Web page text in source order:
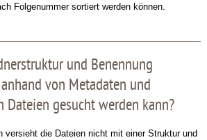
Folgenummer sortiert werden können.
und Benennung
von Metadaten und
Dateien gesucht werden kann?
versieht die Dateien nicht mit einer Struktur und